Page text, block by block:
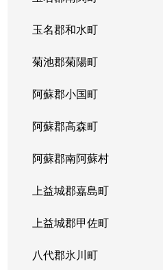
玉名郡和水町
菊池郡菊陽町
阿蘇郡小国町
阿蘇郡高森町
阿蘇郡南阿蘇村
上益城郡嘉島町
上益城郡甲佐町
八代郡氷川町